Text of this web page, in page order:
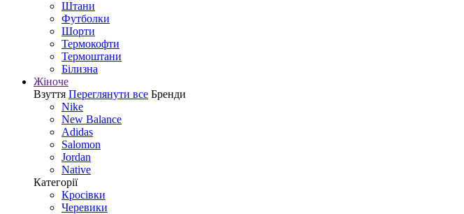
Штани
Футболки
Шорти
Термокофти
Термоштани
Білизна
Жіноче
Взуття Переглянути все Бренди
Nike
New Balance
Adidas
Salomon
Jordan
Native
Категорії
Кросівки
Черевики